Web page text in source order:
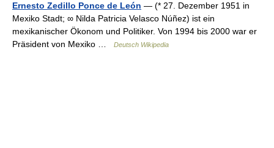
Ernesto Zedillo Ponce de León — (* 27. Dezember 1951 in
Mexiko Stadt; ∞ Nilda Patricia Velasco Núñez) ist ein
mexikanischer Ökonom und Politiker. Von 1994 bis 2000 war er
Präsident von Mexiko …
Deutsch Wikipedia